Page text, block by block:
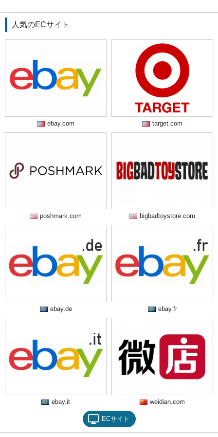
人気のECサイト
ebay.com target.com
poshmark.com bigbadtoystore.com
ebay.de ebay.fr
ebay.it weidian.com
ECサイト